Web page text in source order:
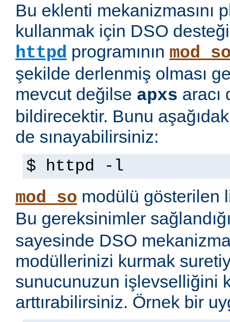
Bu eklenti mekanizmasını
kullanmak için DSO
httpd programının
şekilde derlenmiş olması
mevcut değilse apxs aracı
bildirecektir. Bunu
de sınayabilirsiniz:
$ httpd -l
mod_so modülü gösterilen
Bu gereksinimler
sayesinde DSO
modüllerinizi kurmak
sunucunuzun işlevselliğini
arttırabilirsiniz. Örnek bir